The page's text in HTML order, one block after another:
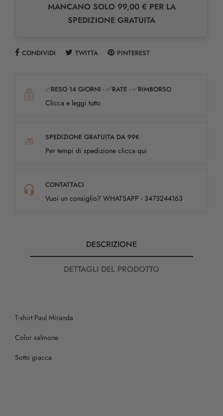
MANCANO SOLO 99,00 € PER LA
SPEDIZIONE GRATUITA
CONDIVIDI TWITTA PINTEREST
✅RESO 14 GIORNI - ✅RATE - ✅RIMBORSO
Clicca e leggi tutto
SPEDIZIONE GRATUITA DA 99€
Per tempi di spedizione clicca qui
CONTATTACI
Vuoi un consiglio? WHATSAPP - 3473244163
DESCRIZIONE
DETTAGLI DEL PRODOTTO
T-shirt Paul Miranda
Color salmone
Sotto giacca